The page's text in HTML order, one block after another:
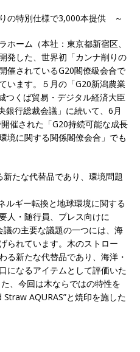
の特別仕様で3,000本提供 ～
ーム（本社：東京都新宿区、
発した、世界初「カンナ削りの
催されているG20閣僚級会合で
います。５月の「G20新潟農業
つくば貿易・デジタル経済大臣
銀行総裁会議」に続いて、6月
催された「G20持続可能な成長
境に関する関係閣僚会合」でも
たな代替品であり、環境問題
ルギー転換と地球環境に関する
人・随行員、プレス向けに
の主要な議題の一つには、海
られています。木のストロー
る新たな代替品であり、海洋・
になるアイテムとして評価いた
、今回は木ならではの特性を
AQURAS”と焼印を施した